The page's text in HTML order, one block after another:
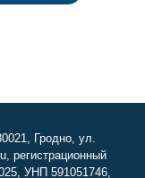
Гродно, ул.
регистрационный
УНП 591051746,